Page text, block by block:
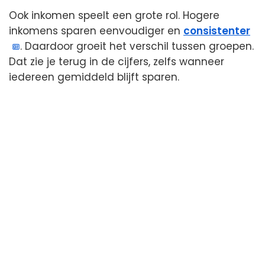
Ook inkomen speelt een grote rol. Hogere
inkomens sparen eenvoudiger en consistenter
. Daardoor groeit het verschil tussen groepen.
Dat zie je terug in de cijfers, zelfs wanneer
iedereen gemiddeld blijft sparen.